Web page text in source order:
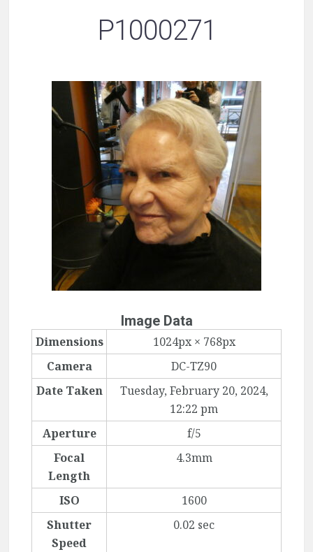
P1000271
Image Data
Dimensions
1024px × 768px
Camera
DC-TZ90
Date Taken
Tuesday, February 20, 2024,
12:22 pm
Aperture
f/5
Focal
Length
4.3mm
ISO
1600
Shutter
Speed
0.02 sec